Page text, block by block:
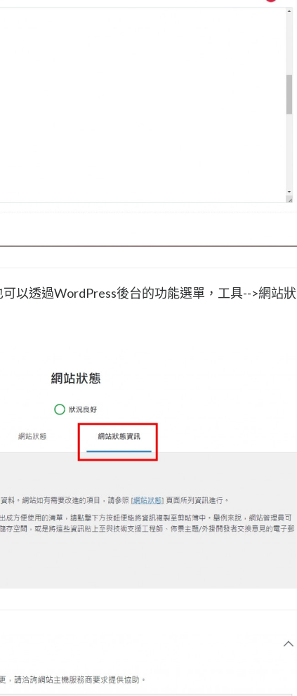
以透過WordPress後台的功能選單，工具-->網站狀